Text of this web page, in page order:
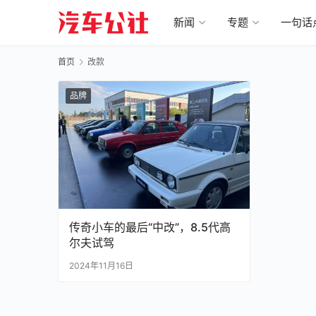
新闻 专题 一句话
首页 改款
品牌
传奇小车的最后“中改”，8.5代高
尔夫试驾
2024年11月16日